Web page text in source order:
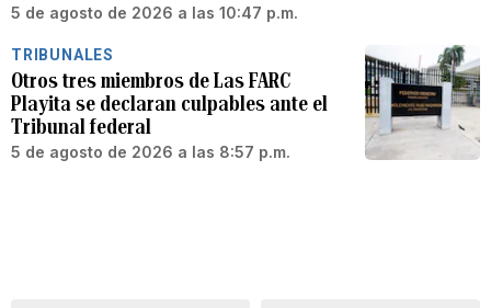
5 de agosto de 2026 a las 10:47 p.m.
TRIBUNALES
Otros tres miembros de Las FARC
Playita se declaran culpables ante el
Tribunal federal
5 de agosto de 2026 a las 8:57 p.m.